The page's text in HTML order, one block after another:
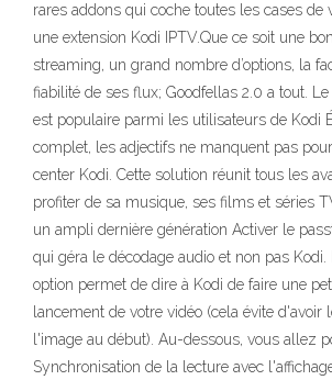
rares addons qui coche toutes les cases de
une extension Kodi IPTV.Que ce soit une
streaming, un grand nombre d’options, la
fiabilité de ses flux; Goodfellas 2.0 a tout.
est populaire parmi les utilisateurs de Kodi
complet, les adjectifs ne manquent pas
center Kodi. Cette solution réunit tous les
profiter de sa musique, ses films et séries
un ampli dernière génération Activer le
qui géra le décodage audio et non pas
option permet de dire à Kodi de faire une
lancement de votre vidéo (cela évite d'avoir
l'image au début). Au-dessous, vous allez
Synchronisation de la lecture avec